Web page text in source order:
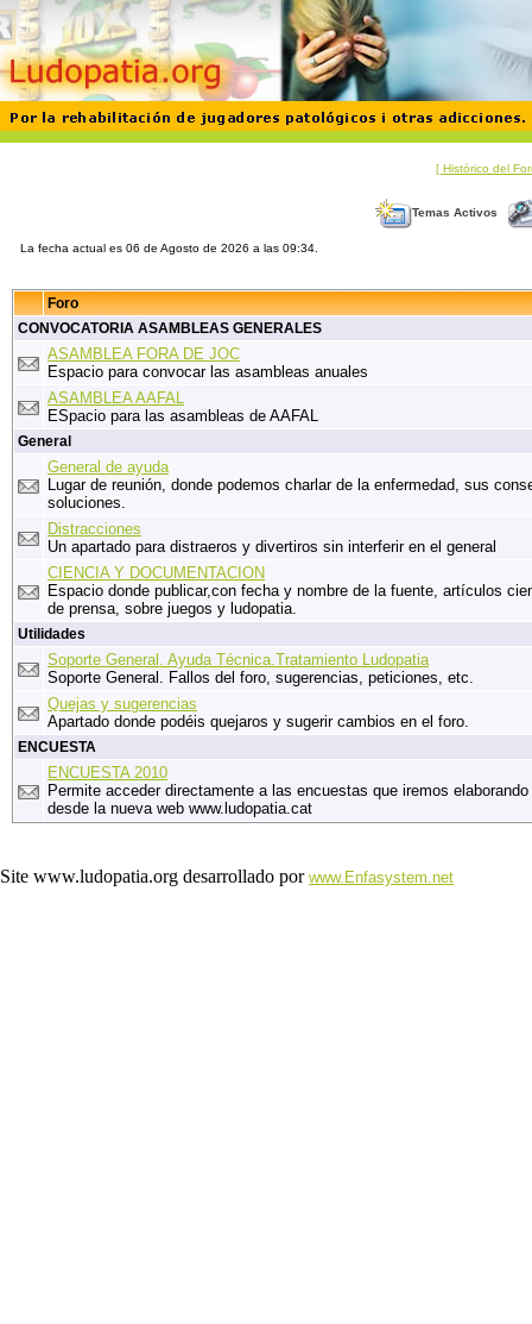
[ Histórico del
Temas Activos
La fecha actual es 06 de Agosto de 2026 a las 09:34.
Foro
CONVOCATORIA ASAMBLEAS GENERALES
ASAMBLEA FORA DE JOC
Espacio para convocar las asambleas anuales
ASAMBLEA AAFAL
ESpacio para las asambleas de AAFAL
General
General de ayuda
Lugar de reunión, donde podemos charlar de la enfermedad, sus
soluciones.
Distracciones
Un apartado para distraeros y divertiros sin interferir en el general
CIENCIA Y DOCUMENTACION
Espacio donde publicar,con fecha y nombre de la fuente, artículos
de prensa, sobre juegos y ludopatia.
Utilidades
Soporte General. Ayuda Técnica.Tratamiento Ludopatia
Soporte General. Fallos del foro, sugerencias, peticiones, etc.
Quejas y sugerencias
Apartado donde podéis quejaros y sugerir cambios en el foro.
ENCUESTA
ENCUESTA 2010
Permite acceder directamente a las encuestas que iremos
desde la nueva web www.ludopatia.cat
Site www.ludopatia.org desarrollado por www.Enfasystem.net